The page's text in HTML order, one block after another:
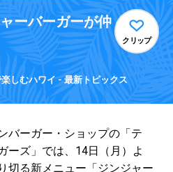
ーバーガーが仲
クリップ
しむハワイ - 最新トピックス
バーガー・ショップの「テ
ーズ」では、14日（月）よ
切る新メニュー「ジンジャー